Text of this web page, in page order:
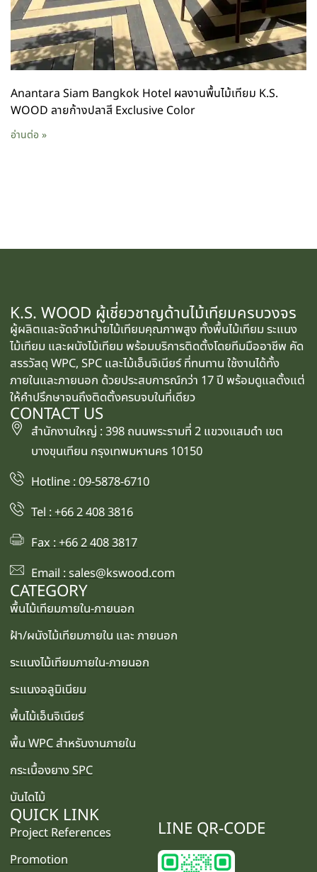
Anantara Siam Bangkok Hotel ผลงานพื้นไม้เทียม K.S.
WOOD ลายก้างปลาสี Exclusive Color
อ่านต่อ »
K.S. WOOD ผู้เชี่ยวชาญด้านไม้เทียมครบวงจร
ผู้ผลิตและจัดจำหน่ายไม้เทียมคุณภาพสูง ทั้งพื้นไม้เทียม ระแนง
ไม้เทียม และผนังไม้เทียม พร้อมบริการติดตั้งโดยทีมมืออาชีพ คัด
สรรวัสดุ WPC, SPC และไม้เอ็นจิเนียร์ ที่ทนทาน ใช้งานได้ทั้ง
ภายในและภายนอก ด้วยประสบการณ์กว่า 17 ปี พร้อมดูแลตั้งแต่
ให้คำปรึกษาจนถึงติดตั้งครบจบในที่เดียว
CONTACT US
สำนักงานใหญ่ : 398 ถนนพระรามที่ 2 แขวงแสมดำ เขต
บางขุนเทียน กรุงเทพมหานคร 10150
Hotline : 09-5878-6710
Tel : +66 2 408 3816
Fax : +66 2 408 3817
Email : sales@kswood.com
CATEGORY
พื้นไม้เทียมภายใน-ภายนอก
ฝ้า/ผนังไม้เทียมภายใน และ ภายนอก
ระแนงไม้เทียมภายใน-ภายนอก
ระแนงอลูมิเนียม
พื้นไม้เอ็นจิเนียร์
พื้น WPC สำหรับงานภายใน
กระเบื้องยาง SPC
บันไดไม้
QUICK LINK
Project References
Promotion
LINE QR-CODE